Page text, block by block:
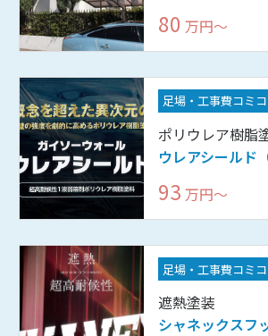
80 万円〜
足場・工事費コミ
ポリウレア樹脂
ウレアシールド
93 万円〜
足場・工事費コミ
遮熱塗装
シャネックスフ